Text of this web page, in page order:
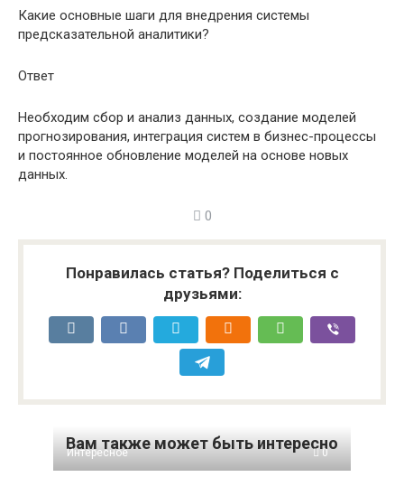
Какие основные шаги для внедрения системы
предсказательной аналитики?
Ответ
Необходим сбор и анализ данных, создание моделей
прогнозирования, интеграция систем в бизнес-процессы
и постоянное обновление моделей на основе новых
данных.
0
Понравилась статья? Поделиться с
друзьями:
Вам также может быть интересно
Интересное 0